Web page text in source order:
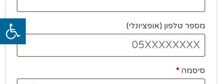
פתח מספר טלפון (אופציונלי)
סיסמה *